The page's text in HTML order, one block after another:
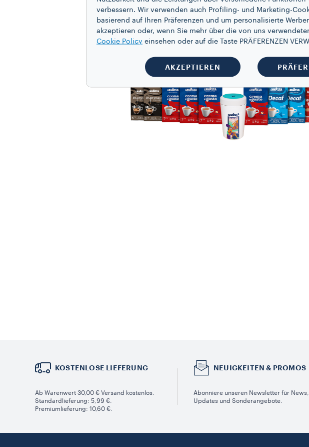
KOSTENLOSE LIEFERUNG
Ab Warenwert 30,00 € Versand kostenlos.
Standardlieferung: 5,99 €.
Premiumlieferung: 10,60 €.
NEUIGKEITEN & PROMOS​
Abonniere unseren Newsletter für News,
Updates und Sonderangebote.
verbessern. Wir verwenden auch Profiling- und Marketing-
basierend auf Ihren Präferenzen und um personalisierte
akzeptieren oder, wenn Sie mehr über die von uns
Cookie Policy einsehen oder auf die Taste PRÄFERENZEN
AKZEPTIEREN